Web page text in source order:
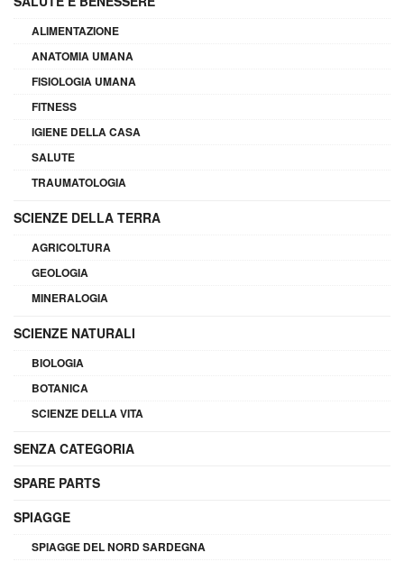
ALIMENTAZIONE
ANATOMIA UMANA
FISIOLOGIA UMANA
FITNESS
IGIENE DELLA CASA
SALUTE
TRAUMATOLOGIA
SCIENZE DELLA TERRA
AGRICOLTURA
GEOLOGIA
MINERALOGIA
SCIENZE NATURALI
BIOLOGIA
BOTANICA
SCIENZE DELLA VITA
SENZA CATEGORIA
SPARE PARTS
SPIAGGE
SPIAGGE DEL NORD SARDEGNA